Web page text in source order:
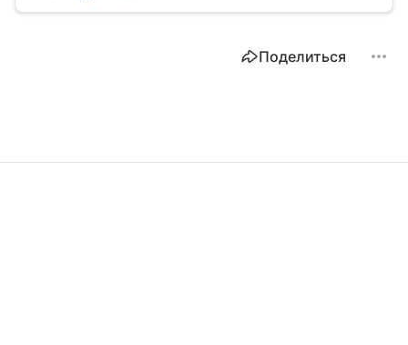
Поделиться